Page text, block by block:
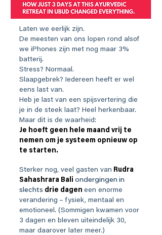
Laten we eerlijk zijn.
De meesten van ons lopen rond alsof
we iPhones zijn met nog maar 3%
batterij.
Stress? Normaal.
Slaapgebrek? Iedereen heeft er wel
eens last van.
Heb je last van een spijsvertering die
je in de steek laat? Heel herkenbaar.
Maar dit is de waarheid:
Je hoeft geen hele maand vrij te
nemen om je systeem opnieuw op
te starten.
Sterker nog, veel gasten van Rudra
Sahashrara Bali ondergingen in
slechts drie dagen een enorme
verandering – fysiek, mentaal en
emotioneel. (Sommigen kwamen voor
3 dagen en bleven uiteindelijk 30,
maar daarover later meer.)